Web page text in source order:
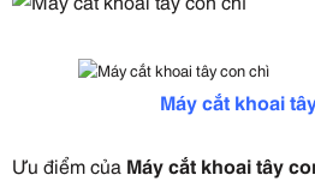
Máy cắt khoai tây
Ưu điểm của Máy cắt khoai tây